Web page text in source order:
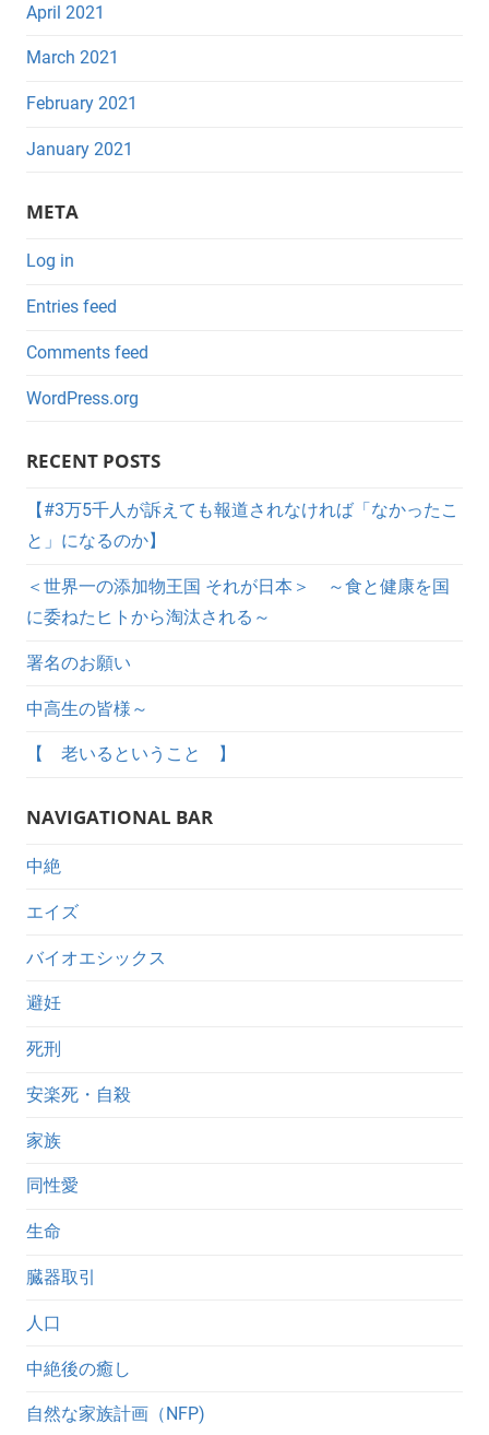
April 2021
March 2021
February 2021
January 2021
META
Log in
Entries feed
Comments feed
WordPress.org
RECENT POSTS
【#3万5千人が訴えても報道されなければ「なかったこ
と」になるのか】
＜世界一の添加物王国 それが日本＞ ～食と健康を国
に委ねたヒトから淘汰される～
署名のお願い
中高生の皆様～
【 老いるということ 】
NAVIGATIONAL BAR
中絶
エイズ
バイオエシックス
避妊
死刑
安楽死・自殺
家族
同性愛
生命
臓器取引
人口
中絶後の癒し
自然な家族計画（NFP)